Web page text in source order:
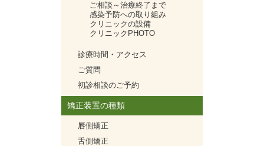
ご相談～治療終了まで
感染予防への取り組み
クリニックの設備
クリニックPHOTO
診療時間・アクセス
ご質問
初診相談のご予約
矯正装置の種類
唇側矯正
舌側矯正